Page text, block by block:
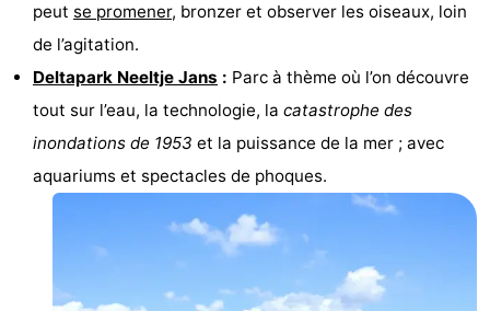
Dishoek
Galgewei
Meerpaal
-
Resort
Noordzee
peut se promener, bronzer et observer les oiseaux, loin
de l’agitation.
Deltapark Neeltje Jans : Parc à thème où l’on découvre
tout sur l’eau, la technologie, la catastrophe des
inondations de 1953 et la puissance de la mer ; avec
aquariums et spectacles de phoques.